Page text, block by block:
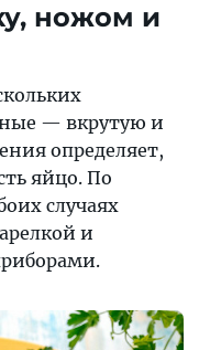
ножом и
— вкрутую и
определяет,
яйцо. По
случаях
и